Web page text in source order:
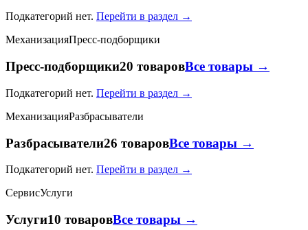
Подкатегорий нет. Перейти в раздел →
МеханизацияПресс-подборщики
Пресс-подборщики20 товаровВсе товары →
Подкатегорий нет. Перейти в раздел →
МеханизацияРазбрасыватели
Разбрасыватели26 товаровВсе товары →
Подкатегорий нет. Перейти в раздел →
СервисУслуги
Услуги10 товаровВсе товары →